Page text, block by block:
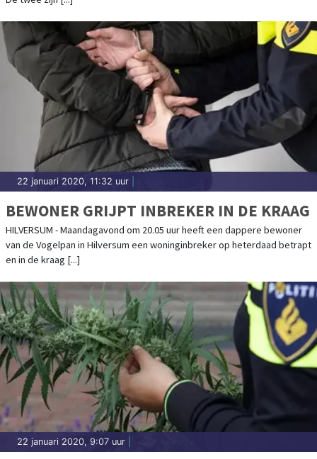
22 januari 2020, 11:32 uur
BEWONER GRIJPT INBREKER IN DE KRAAG
HILVERSUM - Maandagavond om 20.05 uur heeft een dappere bewoner
van de Vogelpan in Hilversum een woninginbreker op heterdaad betrapt
en in de kraag [...]
22 januari 2020, 9:07 uur